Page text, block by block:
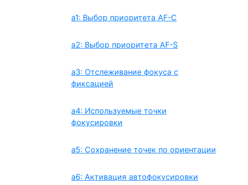
a1: Выбор приоритета AF-C
a2: Выбор приоритета AF-S
a3: Отслеживание фокуса с
фиксацией
a4: Используемые точки
фокусировки
a5: Сохранение точек по ориентации
a6: Активация автофокусировки